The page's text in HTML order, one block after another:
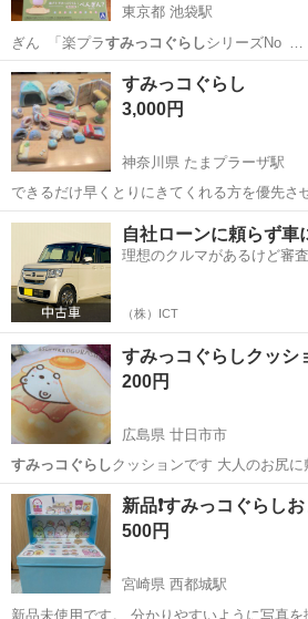
東京都 池袋駅
ぎん_「楽プラすみっコぐらしシリーズNo_…
ぐらしシリーズNo_…
東京 豊島区 その他
すみっコぐらし
3,000円
神奈川県 たまプラーザ駅
できるだけ早くとりにきてくれる方を優先さ
しくおねがいします。
神奈川 川崎市 たまプラーザ駅 おも
自社ローンに頼らず車
理想のクルマがあるけど審
（株）ICT
すみっコぐらしクッシ
200円
広島県 廿日市市
すみっコぐらし
クッションです 大人の
広島 廿日市市 おもちゃ
新品❗️すみっコぐらし
500円
宮崎県 西都城駅
新品未使用です。 分かりやすいように写真を撮る際にだけ開封しまし